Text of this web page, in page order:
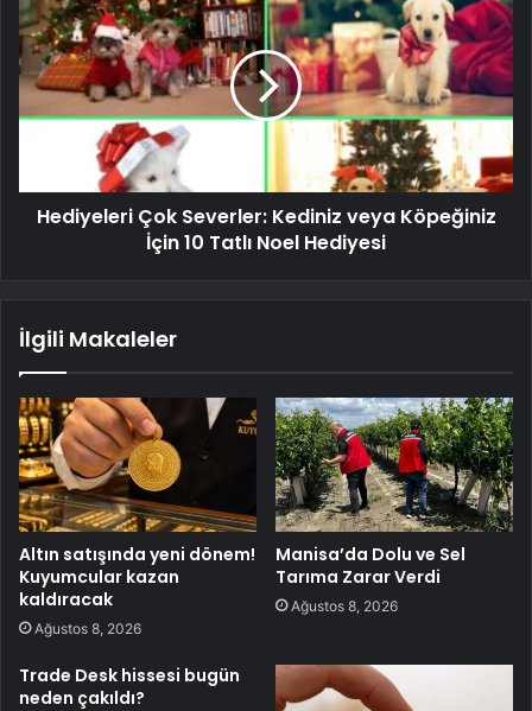
Hediyeleri Çok Severler: Kediniz veya Köpeğiniz
İçin 10 Tatlı Noel Hediyesi
İlgili Makaleler
Altın satışında yeni dönem!
Kuyumcular kazan
kaldıracak
Ağustos 8, 2026
Manisa’da Dolu ve Sel
Tarıma Zarar Verdi
Ağustos 8, 2026
Trade Desk hissesi bugün
neden çakıldı?